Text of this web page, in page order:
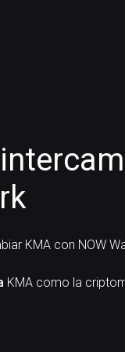
KMA con NOW
KMA como la